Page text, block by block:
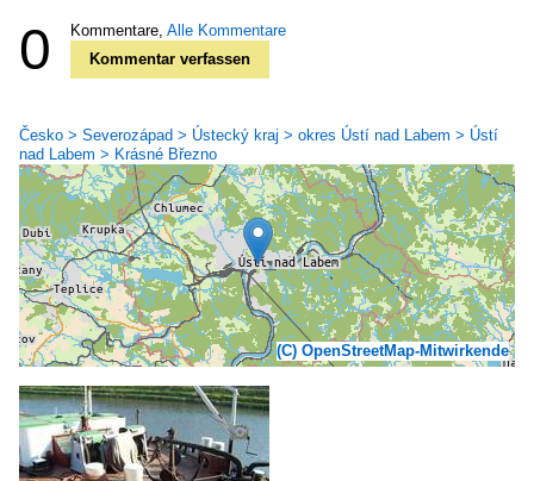
0 Kommentare, Alle Kommentare
Kommentar verfassen
Česko > Severozápad > Ústecký kraj > okres Ústí nad Labem > Ústí
nad Labem > Krásné Březno
(C) OpenStreetMap-Mitwirkende